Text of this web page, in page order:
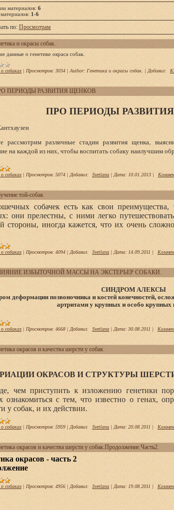
материалов: 6
: 1-6
по: Просмотрам
и окрасы собак.
данные о генетике окраса собак.
собаках| Просмотров: 3034 | Author: Генетика и окрасы собак. | Добавил:
ПЕРИОДЫ РАЗВИТИЯ ЩЕНКОВ
ПРО ПЕРИОДЫ
рассмотрим различные стадии развития щенка,
на каждой из них, чтобы воспитать собаку наилучшим
собаках| Просмотров: 5074 | Добавил: Svetlana | Дата: 10.01.2013 |
той-собак
собачек есть как свои преимущества,
они прелестны, с ними легко
стороны, иногда кажется, что их очень
собаках| Просмотров: 4094 | Добавил: Svetlana | Дата: 14.09.2011 |
ИЗБЫТОЧНОЙ МАССЫ НА ЭКСТЕРЬЕР СОБАКИ.
СИНДРОМ АЛЕКСЫ
деформации позвоночника и костей конечностей,
артритами у крупных и особо крупных
собаках| Просмотров: 4668 | Добавил: Svetlana | Дата: 30.08.2011 |
окрасов и качества шерсти у собак
ОКРАСОВ И СТРУКТУРЫ
чем приступить к изложению генетики
ознакомиться с тем, что известно о генах,
у собак, и их действии.
собаках| Просмотров: 5959 |Добавил: Svetlana |Дата: 20.08.2011 |
окрасов и качества шерсти у собак.Продолжение.Часть2.
окрасов - часть 2
собаках| Просмотров: 4956 | Добавил: Svetlana | Дата: 19.08.2011 |